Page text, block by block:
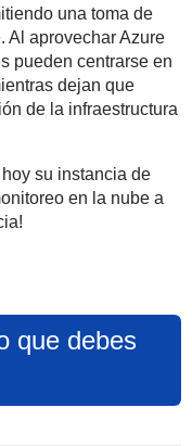
una toma de
Al aprovechar Azure
pueden centrarse en
dejan que
de la infraestructura
su instancia de
en la nube a
que debes